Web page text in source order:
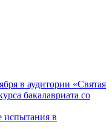
в аудитории «Святая
бакалавриата со
испытания в